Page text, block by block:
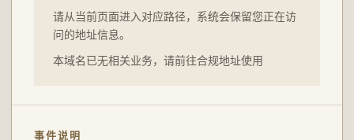
请从当前页面进入对应路径，系统会保留您正在访
问的地址信息。
本域名已无相关业务，请前往合规地址使用
事件说明